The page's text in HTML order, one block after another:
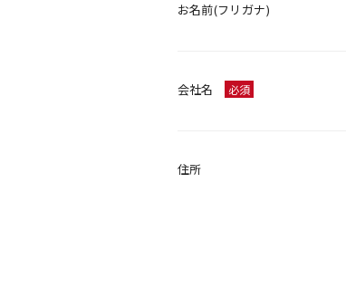
お名前(フリガナ)
会社名 必須
住所